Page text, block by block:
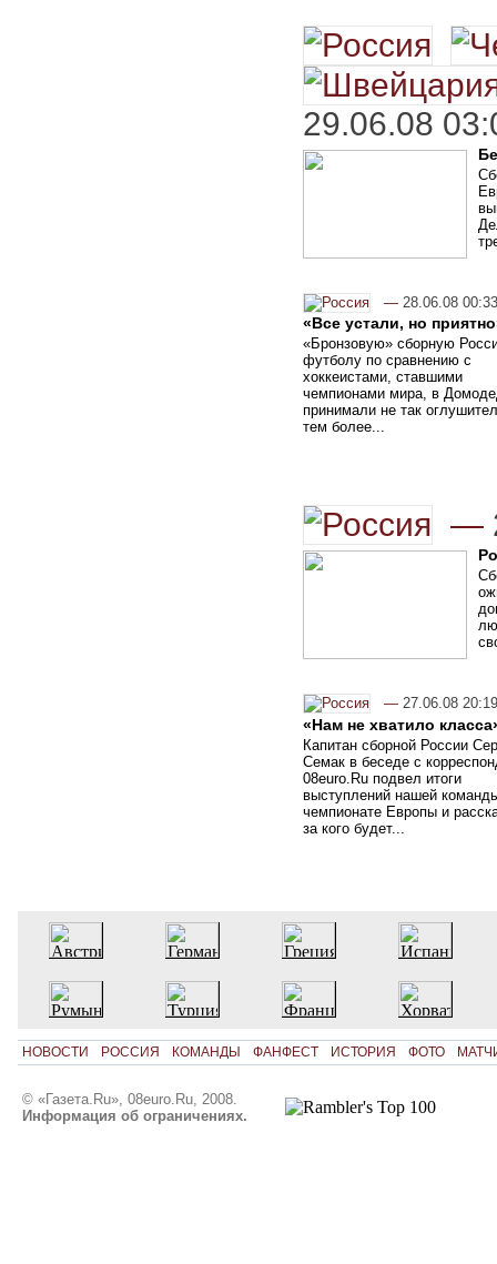
29.06.08
— 28.06.08 00:33
«Все устали, но
«Бронзовую» сборную
футболу по сравнению с
хоккеистами, ставшими
чемпионами мира, в
принимали не так
тем более...
—
— 27.06.08 20:19
«Нам не хватило
Капитан сборной России
Семак в беседе с
08euro.Ru подвел итоги
выступлений нашей
чемпионате Европы и
за кого будет...
НОВОСТИ РОССИЯ КОМАНДЫ ФАНФЕСТ ИСТОРИЯ ФОТО
© «Газета.Ru», 08euro.Ru, 2008.
Информация об ограничениях.